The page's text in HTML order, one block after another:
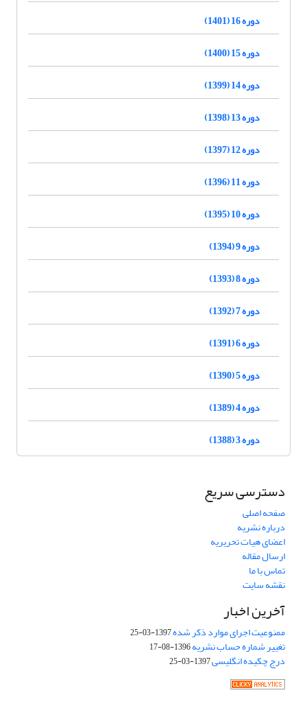
دوره 16 (1401)
دوره 15 (1400)
دوره 14 (1399)
دوره 13 (1398)
دوره 12 (1397)
دوره 11 (1396)
دوره 10 (1395)
دوره 9 (1394)
دوره 8 (1393)
دوره 7 (1392)
دوره 6 (1391)
دوره 5 (1390)
دوره 4 (1389)
دوره 3 (1388)
دسترسی سریع
صفحه اصلی
درباره نشریه
اعضای هیات تحریریه
ارسال مقاله
تماس با ما
نقشه سایت
آخرین اخبار
ممنوعیت اجرای موارد ذکر شده1397-03-25
تغییر شماره حساب نشریه1396-08-17
درج چکیده انگلیسی1397-03-25